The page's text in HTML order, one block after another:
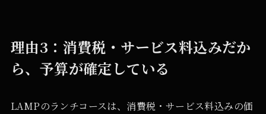
理由3：消費税・サービス料込みだか
ら、予算が確定している
LAMPのランチコースは、消費税・サービス料込みの価